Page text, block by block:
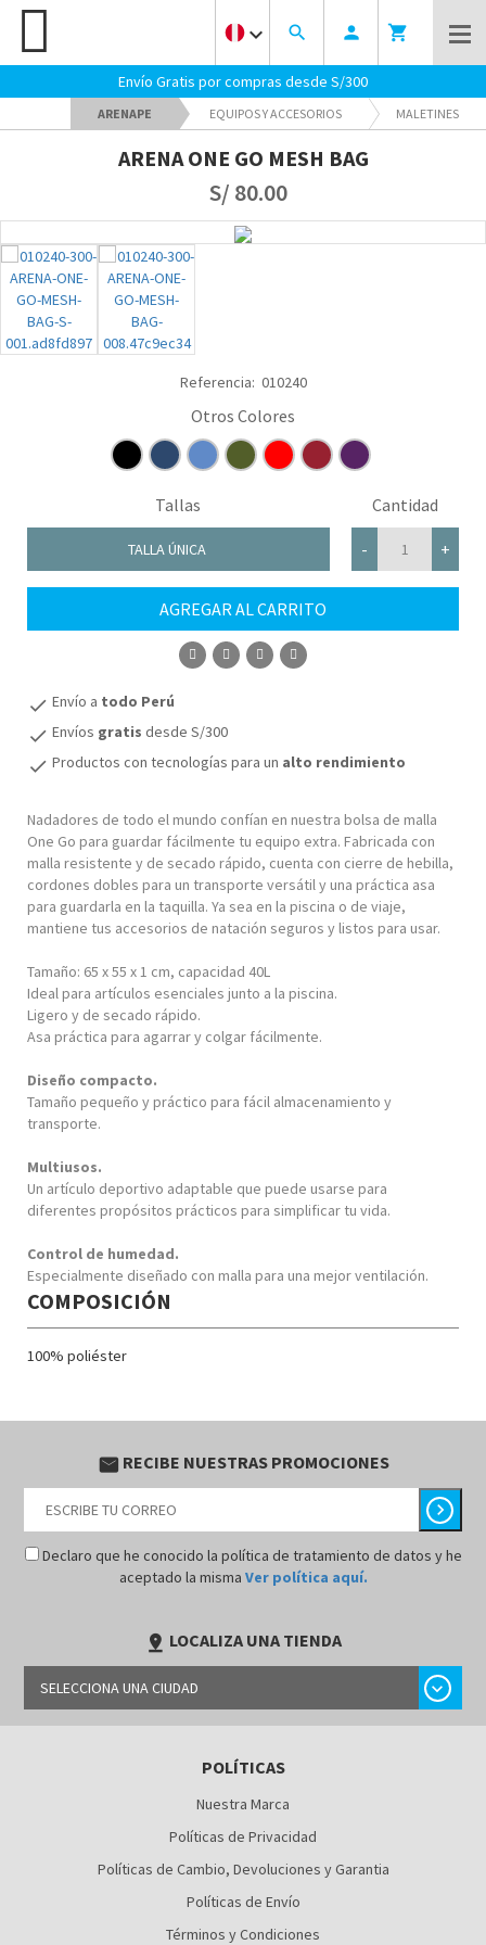
keyboard_arrow_down search person shopping_cart
Envío Gratis por compras desde S/300
ARENAPE EQUIPOS Y ACCESORIOS MALETINES
ARENA ONE GO MESH BAG
S/ 80.00
Referencia: 010240
Nadadores de todo el mundo confían en nuestra bolsa de malla
One Go para guardar fácilmente tu equipo extra. Fabricada con
malla resistente y de secado rápido, cuenta con cierre de hebilla,
cordones dobles para un transporte versátil y una práctica asa
para guardarla en la taquilla. Ya sea en la piscina o de viaje,
mantiene tus accesorios de natación seguros y listos para usar.
Tamaño: 65 x 55 x 1 cm, capacidad 40L
Ideal para artículos esenciales junto a la piscina.
Ligero y de secado rápido.
Asa práctica para agarrar y colgar fácilmente.
Diseño compacto.
Tamaño pequeño y práctico para fácil almacenamiento y
transporte.
Multiusos.
Un artículo deportivo adaptable que puede usarse para
diferentes propósitos prácticos para simplificar tu vida.
Control de humedad.
Especialmente diseñado con malla para una mejor ventilación.
Tallas
TALLA ÚNICA
Cantidad
- +
AGREGAR AL CARRITO
COMPRAR
check Envío a todo Perú
check Envíos gratis desde S/300
check Productos con tecnologías para un alto rendimiento
COMPOSICIÓN
100% poliéster
email RECIBE NUESTRAS PROMOCIONES
chevron_right
Declaro que he conocido la política de tratamiento de datos y he
aceptado la misma Ver política aquí.
pin_drop LOCALIZA UNA TIENDA
SELECCIONA UNA CIUDAD chevron_right
LIMA
POLÍTICAS
Nuestra Marca
Políticas de Privacidad
Políticas de Cambio, Devoluciones y Garantia
Políticas de Envío
Términos y Condiciones